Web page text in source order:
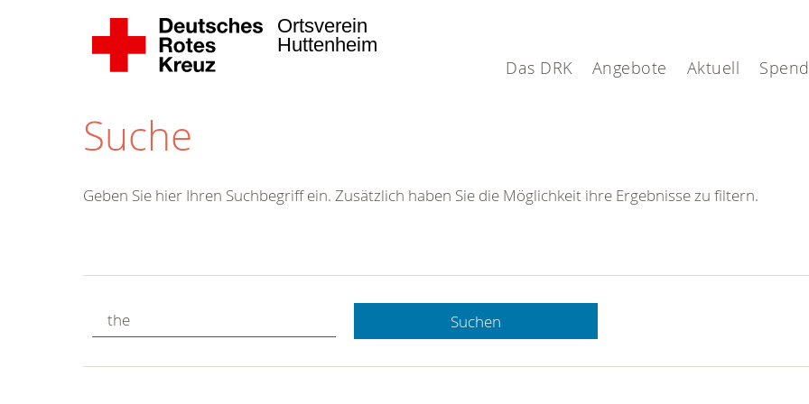
Das DRK Angebote Aktuell
Ortsverein
Huttenheim
Suche
Hotline.
gerne.
Geben Sie hier Ihren Suchbegriff ein. Zusätzlich haben Sie die Möglichkeit ihre Ergebnisse zu filtern.
Suchen